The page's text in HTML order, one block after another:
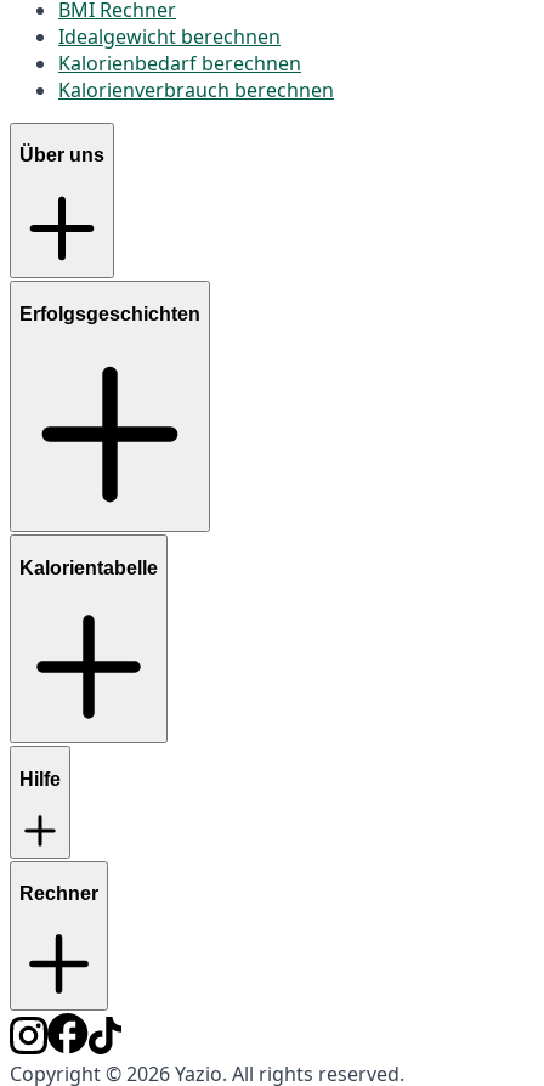
BMI Rechner
Idealgewicht berechnen
Kalorienbedarf berechnen
Kalorienverbrauch berechnen
Über uns
Erfolgsgeschichten
Kalorientabelle
Hilfe
Rechner
Copyright © 2026 Yazio. All rights reserved.